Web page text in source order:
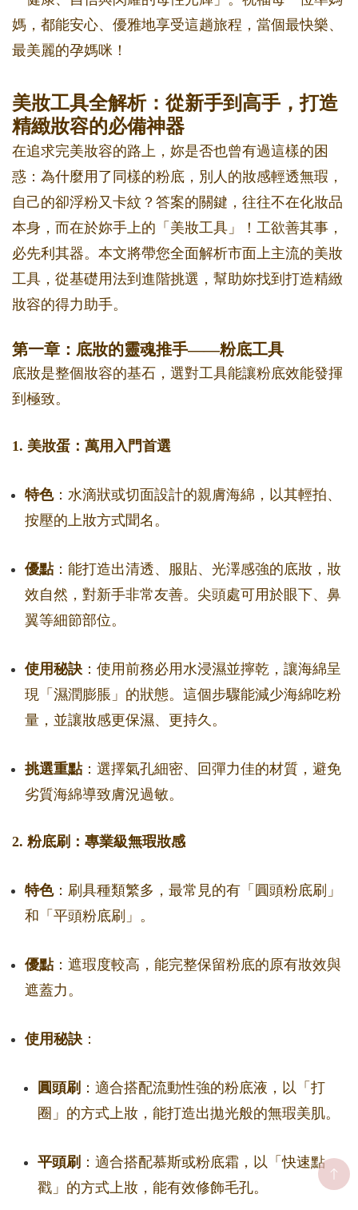
媽，都能安心、優雅地享受這趟旅程，當個最快樂、
最美麗的孕媽咪！
美妝工具全解析：從新手到高手，打造
精緻妝容的必備神器
在追求完美妝容的路上，妳是否也曾有過這樣的困
惑：為什麼用了同樣的粉底，別人的妝感輕透無瑕，
自己的卻浮粉又卡紋？答案的關鍵，往往不在化妝品
本身，而在於妳手上的「美妝工具」！工欲善其事，
必先利其器。本文將帶您全面解析市面上主流的美妝
工具，從基礎用法到進階挑選，幫助妳找到打造精緻
妝容的得力助手。
第一章：底妝的靈魂推手——粉底工具
底妝是整個妝容的基石，選對工具能讓粉底效能發揮
到極致。
1. 美妝蛋：萬用入門首選
特色：水滴狀或切面設計的親膚海綿，以其輕拍、
按壓的上妝方式聞名。
優點：能打造出清透、服貼、光澤感強的底妝，妝
效自然，對新手非常友善。尖頭處可用於眼下、鼻
翼等細節部位。
使用秘訣 ：使用前務必用水浸濕並擰乾，讓海綿呈
現「濕潤膨脹」的狀態。這個步驟能減少海綿吃粉
量，並讓妝感更保濕、更持久。
挑選重點：選擇氣孔細密、回彈力佳的材質，避免
劣質海綿導致膚況過敏。
2. 粉底刷：專業級無瑕妝感
特色：刷具種類繁多，最常見的有「圓頭粉底刷」
和「平頭粉底刷」。
優點：遮瑕度較高，能完整保留粉底的原有妝效與
遮蓋力。
使用秘訣 ：
圓頭刷 ：適合搭配流動性強的粉底液，以「打
圈」的方式上妝，能打造出拋光般的無瑕美肌。
平頭刷 ：適合搭配慕斯或粉底霜，以「快速點
戳」的方式上妝，能有效修飾毛孔。